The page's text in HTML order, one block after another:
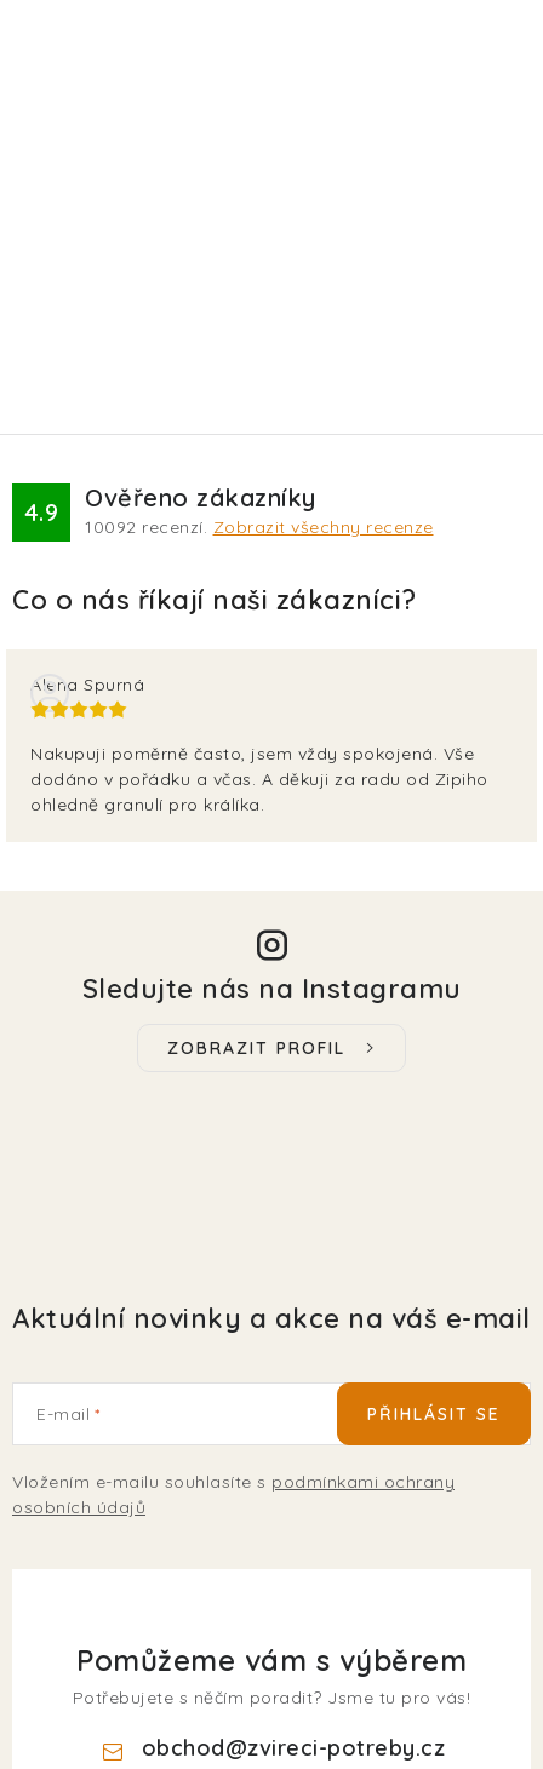
4.9 Ověřeno zákazníky
10092 recenzí. Zobrazit všechny recenze
Alena Spurná
Nakupuji poměrně často, jsem vždy spokojená. Vše
dodáno v pořádku a včas. A děkuji za radu od Zipiho
ohledně granulí pro králíka.
Sledujte nás na Instagramu
ZOBRAZIT PROFIL
Aktuální novinky a akce na váš e-mail
E-mail
Vložením e-mailu souhlasíte s podmínkami ochrany
osobních údajů
PŘIHLÁSIT SE
Pomůžeme vám s výběrem
Potřebujete s něčím poradit? Jsme tu pro vás!
obchod@zvireci-potreby.cz